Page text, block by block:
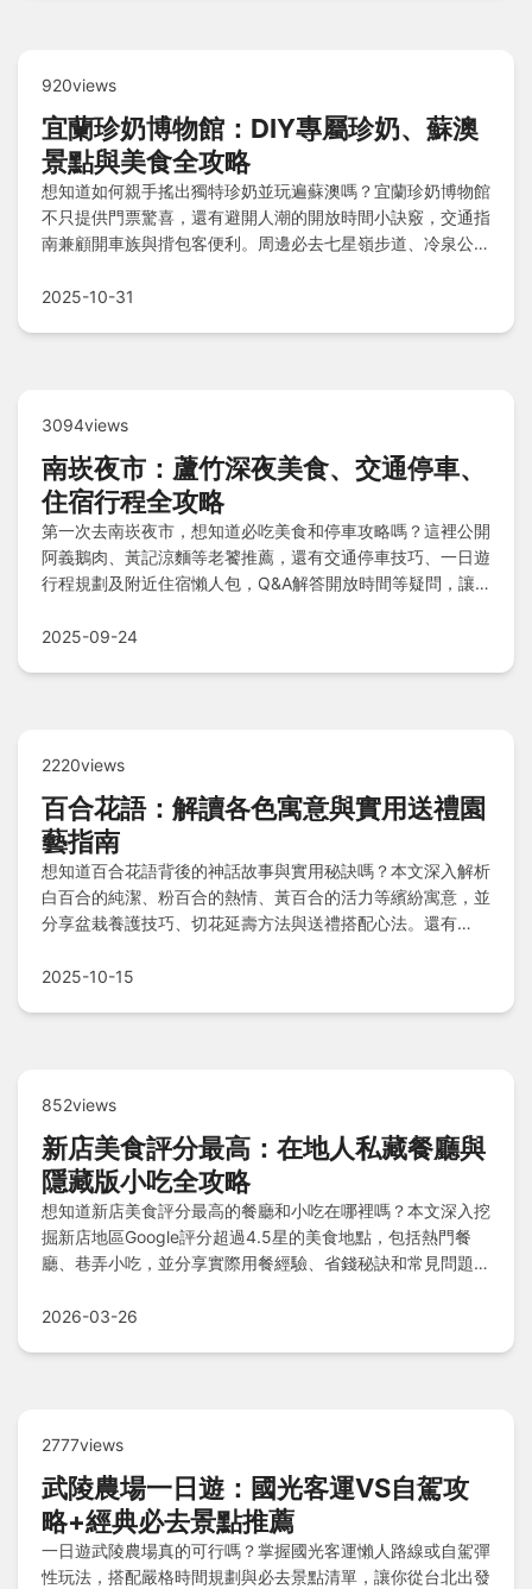
920views
宜蘭珍奶博物館：DIY專屬珍奶、蘇澳
景點與美食全攻略
想知道如何親手搖出獨特珍奶並玩遍蘇澳嗎？宜蘭珍奶博物館
不只提供門票驚喜，還有避開人潮的開放時間小訣竅，交通指
南兼顧開車族與揹包客便利。周邊必去七星嶺步道、冷泉公園
則有廖榮川米糕、無名蝦餅蚵嗲及蒸煮流野海鮮，快規劃你的
2025-10-31
3094views
南崁夜市：蘆竹深夜美食、交通停車、
住宿行程全攻略
第一次去南崁夜市，想知道必吃美食和停車攻略嗎？這裡公開
阿義鵝肉、黃記涼麵等老饕推薦，還有交通停車技巧、一日遊
行程規劃及附近住宿懶人包，Q&A解答開放時間等疑問，讓
2025-09-24
2220views
百合花語：解讀各色寓意與實用送禮園
藝指南
想知道百合花語背後的神話故事與實用秘訣嗎？本文深入解析
白百合的純潔、粉百合的熱情、黃百合的活力等繽紛寓意，並
分享盆栽養護技巧、切花延壽方法與送禮搭配心法。還有
象，讓你輕鬆掌握百合的無聲詩篇！
2025-10-15
852views
新店美食評分最高：在地人私藏餐廳與
隱藏版小吃全攻略
想知道新店美食評分最高的餐廳和小吃在哪裡嗎？本文深入挖
掘新店地區Google評分超過4.5星的美食地點，包括熱門餐
廳、巷弄小吃，並分享實際用餐經驗、省錢秘訣和常見問題解
2026-03-26
2777views
武陵農場一日遊：國光客運VS自駕攻
略+經典必去景點推薦
一日遊武陵農場真的可行嗎？掌握國光客運懶人路線或自駕彈
性玩法，搭配嚴格時間規劃與必去景點清單，讓你從台北出發